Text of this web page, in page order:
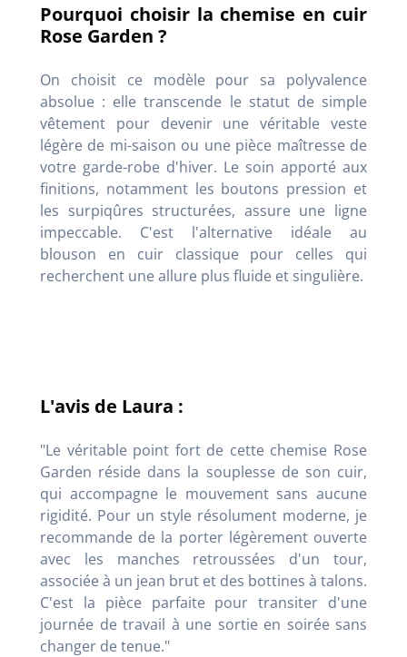
Pourquoi choisir la chemise en cuir
Rose Garden ?
On choisit ce modèle pour sa polyvalence
absolue : elle transcende le statut de simple
vêtement pour devenir une véritable veste
légère de mi-saison ou une pièce maîtresse de
votre garde-robe d'hiver. Le soin apporté aux
finitions, notamment les boutons pression et
les surpiqûres structurées, assure une ligne
impeccable. C'est l'alternative idéale au
blouson en cuir classique pour celles qui
recherchent une allure plus fluide et singulière.
L'avis de Laura :
"Le véritable point fort de cette chemise Rose
Garden réside dans la souplesse de son cuir,
qui accompagne le mouvement sans aucune
rigidité. Pour un style résolument moderne, je
recommande de la porter légèrement ouverte
avec les manches retroussées d'un tour,
associée à un jean brut et des bottines à talons.
C'est la pièce parfaite pour transiter d'une
journée de travail à une sortie en soirée sans
changer de tenue."